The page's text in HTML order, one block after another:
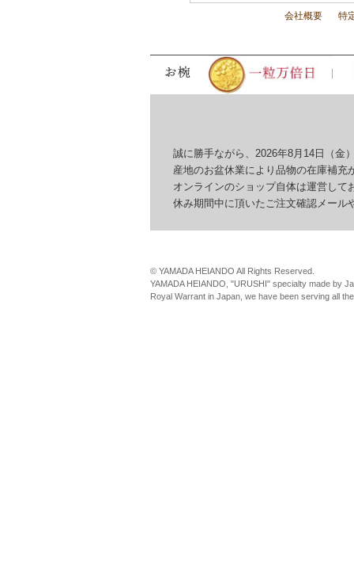
会社概要 特
誠に勝手ながら、2026年8月14日（金）
産地のお盆休業により品物の在庫補充が
オンラインのショップ自体は運営して
休み期間中に頂いたご注文確認メール
© YAMADA HEIANDO All Rights Reserved.
YAMADA HEIANDO, "URUSHI" specialty made by
Royal Warrant in Japan, we have been serving all